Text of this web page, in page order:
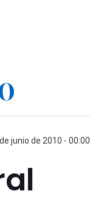
junio de 2010 - 00:00